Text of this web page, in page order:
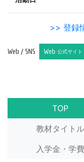
>> 登録
Web / SNS Web 公式サイト
TOP
教材タイトル
入学金・学費